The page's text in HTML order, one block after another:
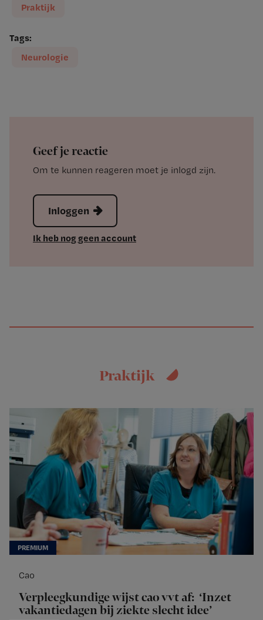
Praktijk
Tags:
Neurologie
Geef je reactie
Om te kunnen reageren moet je inlogd zijn.
Inloggen
Ik heb nog geen account
Praktijk
Cao
Verpleegkundige wijst cao vvt af: ‘Inzet
vakantiedagen bij ziekte slecht idee’